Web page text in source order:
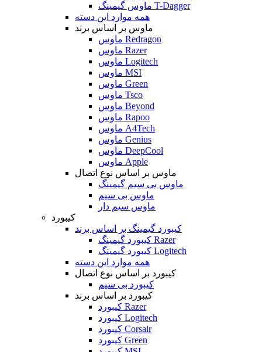
ماوس گیمینگ T-Dagger
همه موارد این دسته
ماوس بر اساس برند
ماوس Redragon
ماوس Razer
ماوس Logitech
ماوس MSI
ماوس Green
ماوس Tsco
ماوس Beyond
ماوس Rapoo
ماوس A4Tech
ماوس Genius
ماوس DeepCool
ماوس Apple
ماوس بر اساس نوع اتصال
ماوس بی سیم گیمینگ
ماوس بی سیم
ماوس سیم دار
کیبورد
کیبورد گیمینگ بر اساس برند
کیبورد گیمینگ Razer
کیبورد گیمینگ Logitech
همه موارد این دسته
کیبورد بر اساس نوع اتصال
کیبورد بی سیم
کیبورد بر اساس برند
کیبورد Razer
کیبورد Logitech
کیبورد Corsair
کیبورد Green